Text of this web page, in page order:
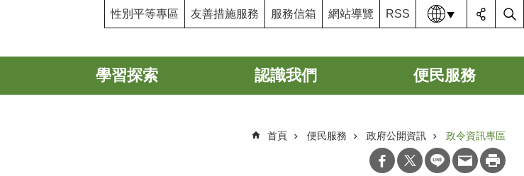
性別平等專區 友善措施服務 服務信箱 網站導覽 RSS 語系
學習探索 認識我們 便民服務
首頁 便民服務 政府公開資訊 政令資訊專區